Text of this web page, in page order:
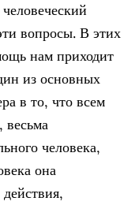
вопросы. В этих
нам приходит
из основных
в то, что всем
весьма
человека,
она
действия,